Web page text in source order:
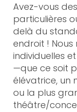
Avez-vous
particulières
delà du
endroit !
individuelles
—que ce soit
élévatrice, un
ou la plus
théâtre/